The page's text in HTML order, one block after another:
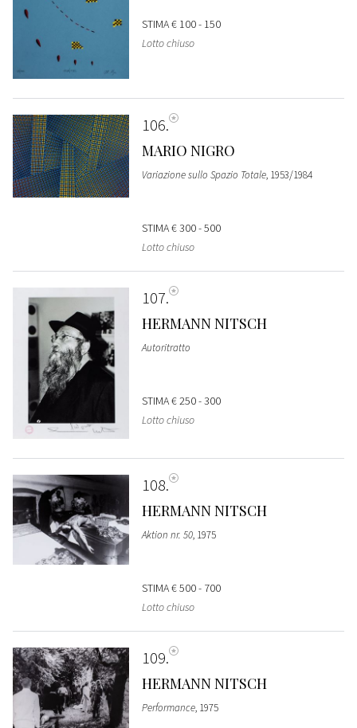
STIMA€ 100 - 150
Lotto chiuso
106
MARIO NIGRO
Variazione sullo Spazio Totale, 1953/1984
STIMA€ 300 - 500
Lotto chiuso
107
HERMANN NITSCH
Autoritratto
STIMA€ 250 - 300
Lotto chiuso
108
HERMANN NITSCH
Aktion nr. 50, 1975
STIMA€ 500 - 700
Lotto chiuso
109
HERMANN NITSCH
Performance, 1975